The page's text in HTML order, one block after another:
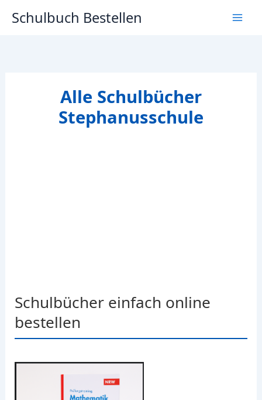
InhaltSchulbuch Bestellen
Alle Schulbücher
Stephanusschule
Schulbücher einfach online
bestellen